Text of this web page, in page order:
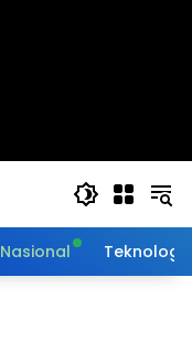
Nasional Teknologi